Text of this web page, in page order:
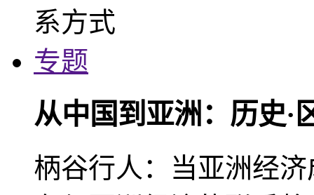
专题
从中国到亚洲：历史·
柄谷行人：当亚洲经